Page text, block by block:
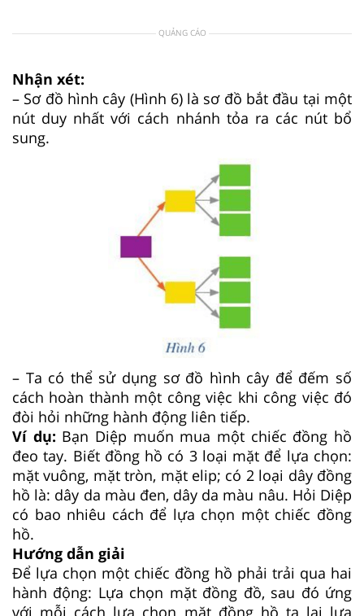
QUẢNG CÁO
Nhận xét:
– Sơ đồ hình cây (Hình 6) là sơ đồ bắt đầu tại một
nút duy nhất với cách nhánh tỏa ra các nút bổ
sung.
– Ta có thể sử dụng sơ đồ hình cây để đếm số
cách hoàn thành một công việc khi công việc đó
đòi hỏi những hành động liên tiếp.
Ví dụ: Bạn Diệp muốn mua một chiếc đồng hồ
đeo tay. Biết đồng hồ có 3 loại mặt để lựa chọn:
mặt vuông, mặt tròn, mặt elip; có 2 loại dây đồng
hồ là: dây da màu đen, dây da màu nâu. Hỏi Diệp
có bao nhiêu cách để lựa chọn một chiếc đồng
hồ.
Hướng dẫn giải
Để lựa chọn một chiếc đồng hồ phải trải qua hai
hành động: Lựa chọn mặt đồng đồ, sau đó ứng
với mỗi cách lựa chọn mặt đồng hồ ta lại lựa